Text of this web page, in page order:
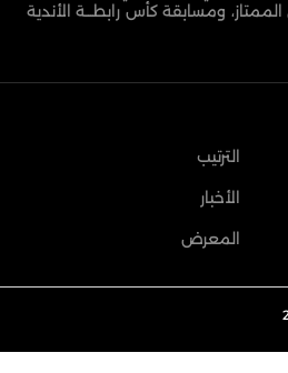
الممتاز، ومسابقة كأس رابطـــة الأندية
الترتيب
الأخبار
المعرض